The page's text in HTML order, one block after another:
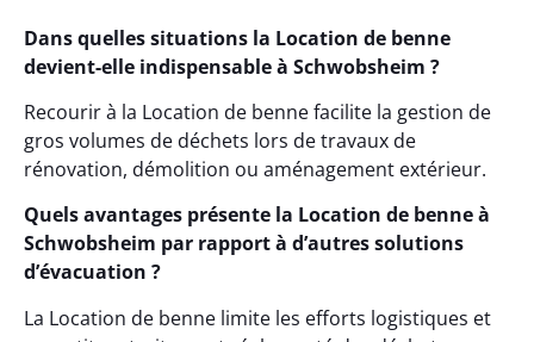
Dans quelles situations la Location de benne
devient-elle indispensable à Schwobsheim ?
Recourir à la Location de benne facilite la gestion de
gros volumes de déchets lors de travaux de
rénovation, démolition ou aménagement extérieur.
Quels avantages présente la Location de benne à
Schwobsheim par rapport à d’autres solutions
d’évacuation ?
La Location de benne limite les efforts logistiques et